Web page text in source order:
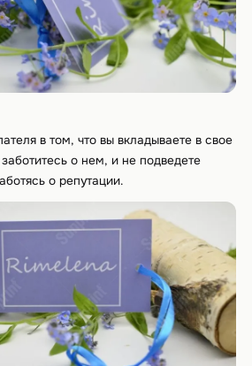
в том, что вы вкладываете в свое
о нем, и не подведете
о репутации.